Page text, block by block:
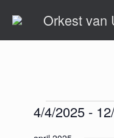
naar
inhoud
Orkest van
Evenementen
4/4/2025 -